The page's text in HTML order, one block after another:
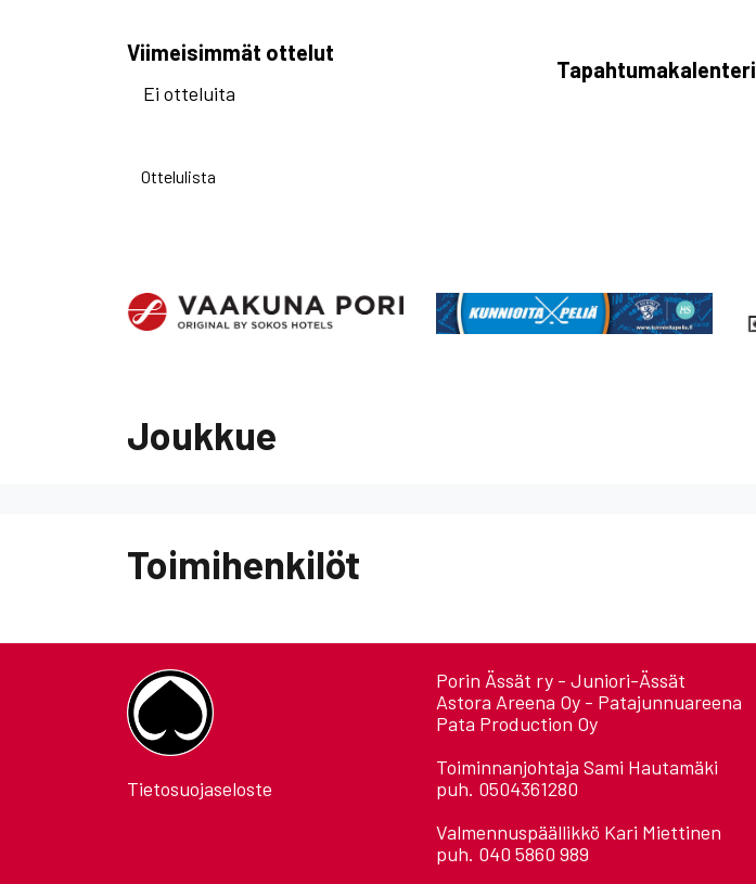
Viimeisimmät ottelut
Ei otteluita
Ottelulista
Tapahtumakalenteri
Joukkue
Toimihenkilöt
Tietosuojaseloste
Porin Ässät ry - Juniori-Ässät
Astora Areena Oy - Patajunnuareena
Pata Production Oy
Toiminnanjohtaja Sami Hautamäki
puh. 0504361280
Valmennuspäällikkö Kari Miettinen
puh. 040 5860 989